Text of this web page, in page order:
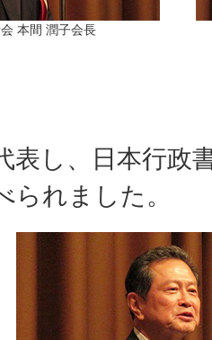
本間 潤子会長
表し、日本行政
られました。